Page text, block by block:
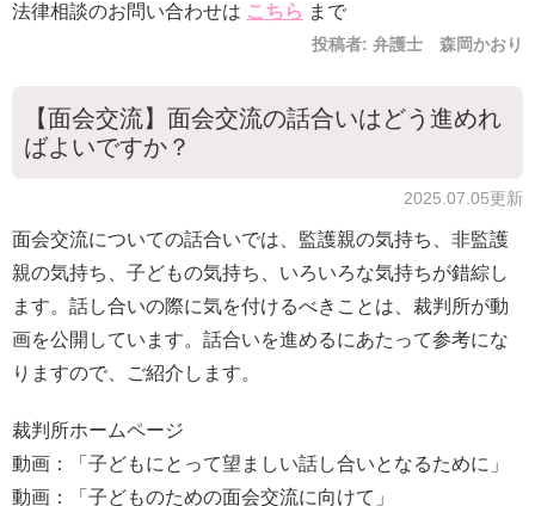
法律相談のお問い合わせは こちら まで
投稿者: 弁護士 森岡かおり
【面会交流】面会交流の話合いはどう進めれ
ばよいですか？
2025.07.05更新
面会交流についての話合いでは、監護親の気持ち、非監護
親の気持ち、子どもの気持ち、いろいろな気持ちが錯綜し
ます。話し合いの際に気を付けるべきことは、裁判所が動
画を公開しています。話合いを進めるにあたって参考にな
りますので、ご紹介します。
裁判所ホームページ
動画：「子どもにとって望ましい話し合いとなるために」
動画：「子どものための面会交流に向けて」